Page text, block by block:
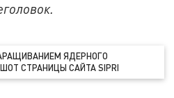
ЯДЕРНОГО
СТРАНИЦЫ САЙТА SIPRI